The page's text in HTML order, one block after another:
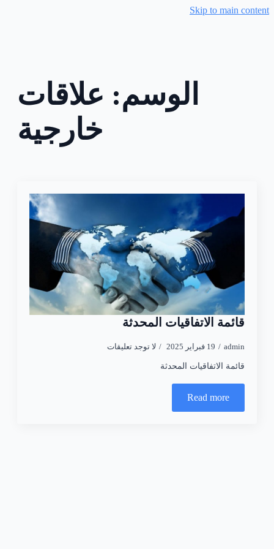
Skip to main content
الوسم: علاقات
خارجية
قائمة الاتفاقيات المحدثة
admin 19 فبراير 2025 لا توجد تعليقات
قائمة الاتفاقيات المحدثة
Read more